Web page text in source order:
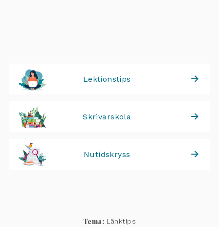
Lektionstips
Skrivarskola
Nutidskryss
Tema: Länktips